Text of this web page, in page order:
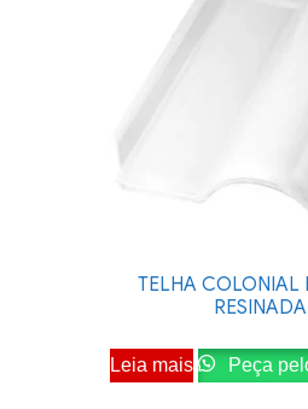
TELHA COLONIAL
RESINADA
Leia mais Peça